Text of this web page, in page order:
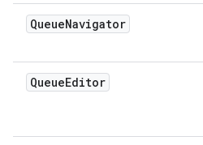
QueueNavigator
QueueEditor